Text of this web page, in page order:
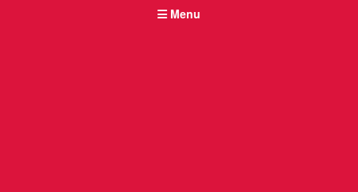
Menu